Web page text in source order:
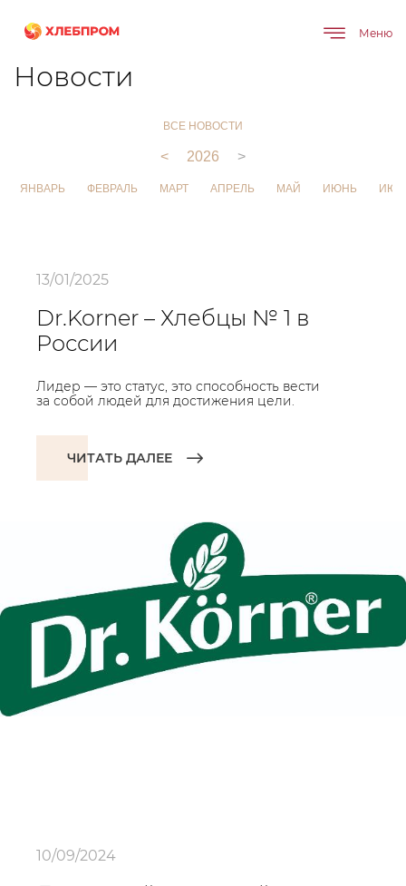
Меню
Главная О компании
Новости
ВСЕ НОВОСТИ
< 2026 >
ЯНВАРЬ ФЕВРАЛЬ МАРТ АПРЕЛЬ МАЙ ИЮНЬ
13/01/2025
Dr.Korner – Хлебцы № 1 в
России
Лидер — это статус, это способность вести
за собой людей для достижения цели.
ЧИТАТЬ ДАЛЕЕ
10/09/2024